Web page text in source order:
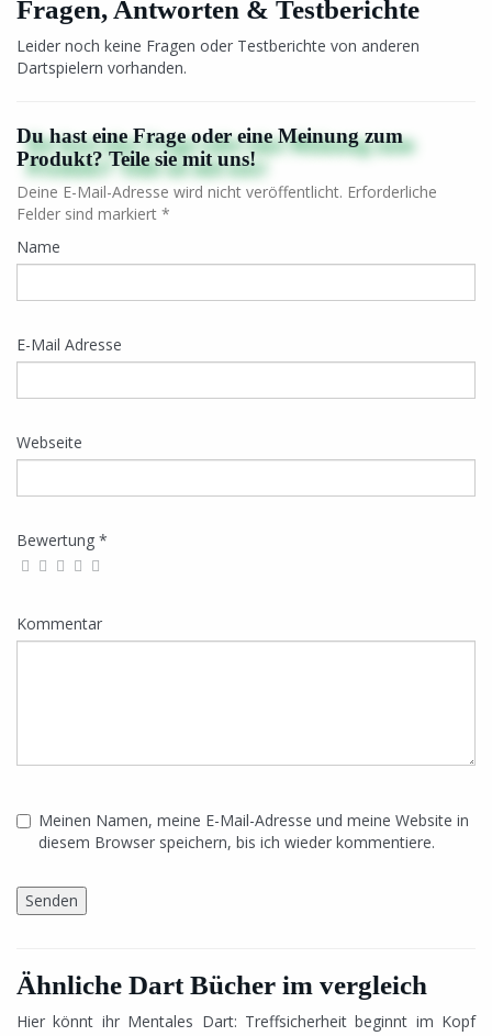
Fragen, Antworten & Testberichte
Leider noch keine Fragen oder Testberichte von anderen
Dartspielern vorhanden.
Du hast eine Frage oder eine Meinung zum
Produkt? Teile sie mit uns!
Deine E-Mail-Adresse wird nicht veröffentlicht. Erforderliche
Felder sind markiert *
Name
E-Mail Adresse
Webseite
Bewertung *
Kommentar
Meinen Namen, meine E-Mail-Adresse und meine Website in
diesem Browser speichern, bis ich wieder kommentiere.
Ähnliche Dart Bücher im vergleich
Hier könnt ihr Mentales Dart: Treffsicherheit beginnt im Kopf